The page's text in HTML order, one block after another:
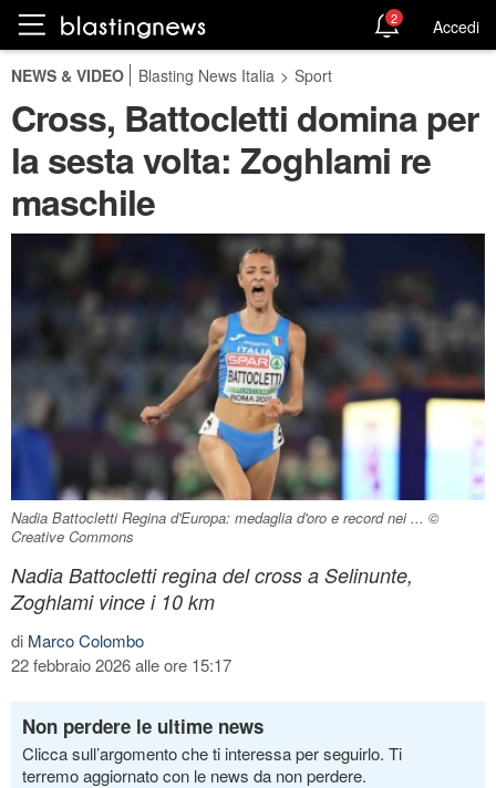
2 Accedi
NEWS & VIDEO Blasting News Italia > Sport
Cross, Battocletti domina per
la sesta volta: Zoghlami re
maschile
Nadia Battocletti Regina d'Europa: medaglia d'oro e record nei ... ©
Creative Commons
Nadia Battocletti regina del cross a Selinunte,
Zoghlami vince i 10 km
di Marco Colombo
22 febbraio 2026 alle ore 15:17
Non perdere le ultime news
Clicca sull’argomento che ti interessa per seguirlo. Ti
terremo aggiornato con le news da non perdere.